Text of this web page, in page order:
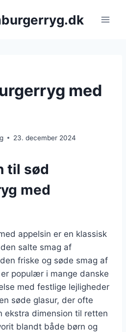
med
23. december 2024
til sød
med
appelsin er en klassisk
salte smag af
friske og søde smag af
populær i mange danske
med festlige lejligheder
søde glasur, der ofte
ekstra dimension til retten
blandt både børn og